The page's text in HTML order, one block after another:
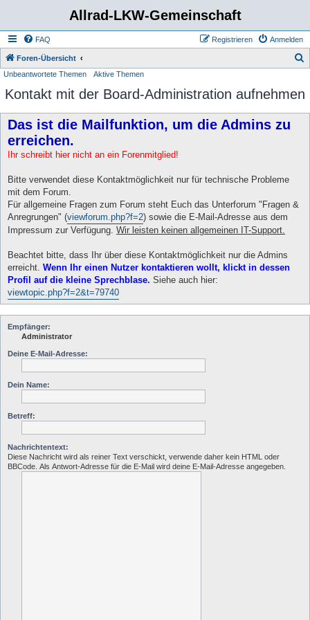
Allrad-LKW-Gemeinschaft
FAQ Anmelden
Registrieren
Foren-Übersicht
Unbeantwortete Themen Aktive Themen
Kontakt mit der Board-Administration aufnehmen
Das ist die Mailfunktion, um die Admins zu
erreichen.
Ihr schreibt hier nicht an ein Forenmitglied!
Bitte verwendet diese Kontaktmöglichkeit nur für technische Probleme
mit dem Forum.
Für allgemeine Fragen zum Forum steht Euch das Unterforum "Fragen &
Anregrungen" (viewforum.php?f=2) sowie die E-Mail-Adresse aus dem
Impressum zur Verfügung. Wir leisten keinen allgemeinen IT-Support.
Beachtet bitte, dass Ihr über diese Kontaktmöglichkeit nur die Admins
erreicht. Wenn Ihr einen Nutzer kontaktieren wollt, klickt in dessen
Profil auf die kleine Sprechblase. Siehe auch hier:
viewtopic.php?f=2&t=79740
Empfänger:
Administrator
Deine E-Mail-Adresse:
Dein Name:
Betreff:
Nachrichtentext:
Diese Nachricht wird als reiner Text verschickt, verwende daher kein HTML oder
BBCode. Als Antwort-Adresse für die E-Mail wird deine E-Mail-Adresse angegeben.